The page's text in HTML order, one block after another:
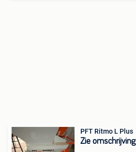
PFT Ritmo L Plus
Zie omschrijving